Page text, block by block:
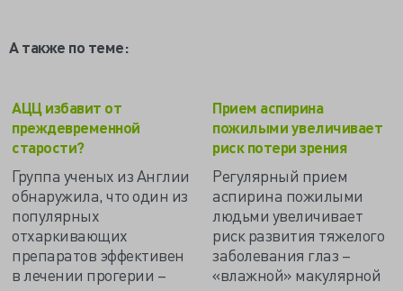
А также по теме:
АЦЦ избавит от
преждевременной
старости?
Группа ученых из Англии
обнаружила, что один из
популярных
отхаркивающих
препаратов эффективен
в лечении прогерии –
Прием аспирина
пожилыми увеличивает
риск потери зрения
Регулярный прием
аспирина пожилыми
людьми увеличивает
риск развития тяжелого
заболевания глаз –
«влажной» макулярной